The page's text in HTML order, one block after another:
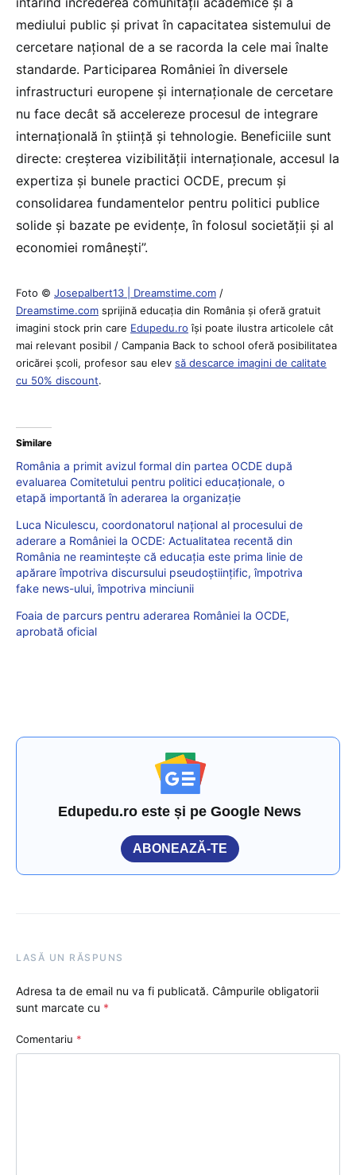
mediului public și privat în capacitatea sistemului de
cercetare național de a se racorda la cele mai înalte
standarde. Participarea României în diversele
infrastructuri europene și internaționale de cercetare
nu face decât să accelereze procesul de integrare
internațională în știință și tehnologie. Beneficiile sunt
directe: creșterea vizibilității internaționale, accesul la
expertiza și bunele practici OCDE, precum și
consolidarea fundamentelor pentru politici publice
solide și bazate pe evidențe, în folosul societății și al
economiei românești”.
Foto © Josepalbert13 | Dreamstime.com /
Dreamstime.com sprijină educaţia din România şi oferă gratuit
imagini stock prin care Edupedu.ro îşi poate ilustra articolele cât
mai relevant posibil / Campania Back to school oferă posibilitatea
oricărei școli, profesor sau elev să descarce imagini de calitate
cu 50% discount.
Similare
România a primit avizul formal din partea OCDE după
evaluarea Comitetului pentru politici educaționale, o
etapă importantă în aderarea la organizație
Luca Niculescu, coordonatorul național al procesului de
aderare a României la OCDE: Actualitatea recentă din
România ne reamintește că educația este prima linie de
apărare împotriva discursului pseudoștiințific, împotriva
fake news-ului, împotriva minciunii
Foaia de parcurs pentru aderarea României la OCDE,
aprobată oficial
Edupedu.ro este și pe Google News
ABONEAZĂ-TE
LASĂ UN RĂSPUNS
Adresa ta de email nu va fi publicată. Câmpurile obligatorii
sunt marcate cu *
Comentariu *